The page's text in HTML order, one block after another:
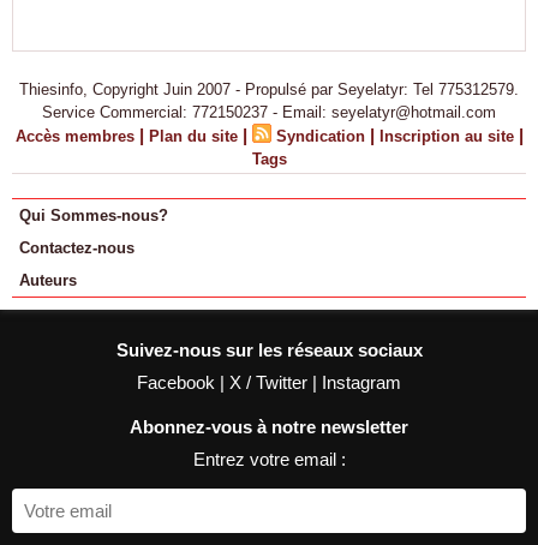
Thiesinfo, Copyright Juin 2007 - Propulsé par Seyelatyr: Tel 775312579.
Service Commercial: 772150237 - Email: seyelatyr@hotmail.com
Accès membres | Plan du site | Syndication | Inscription au site |
Tags
Qui Sommes-nous?
Contactez-nous
Auteurs
Suivez-nous sur les réseaux sociaux
Facebook | X / Twitter | Instagram
Abonnez-vous à notre newsletter
Entrez votre email :